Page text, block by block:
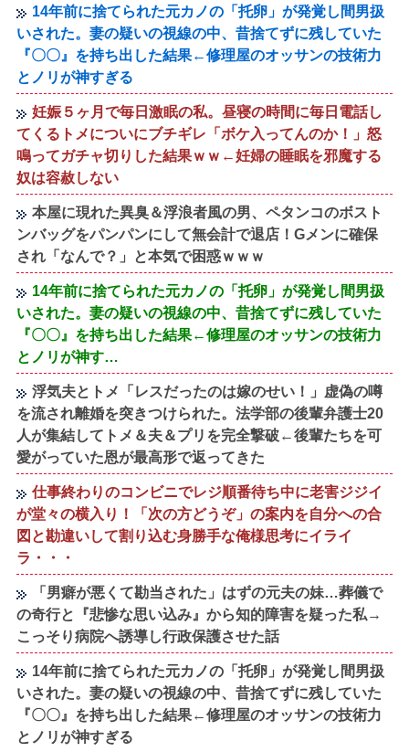
14年前に捨てられた元カノの「托卵」が発覚し間男扱
いされた。妻の疑いの視線の中、昔捨てずに残していた
『〇〇』を持ち出した結果←修理屋のオッサンの技術力
とノリが神すぎる
妊娠５ヶ月で毎日激眠の私。昼寝の時間に毎日電話し
てくるトメについにブチギレ「ボケ入ってんのか！」怒
鳴ってガチャ切りした結果ｗｗ←妊婦の睡眠を邪魔する
奴は容赦しない
本屋に現れた異臭＆浮浪者風の男、ペタンコのボスト
ンバッグをパンパンにして無会計で退店！Gメンに確保
され「なんで？」と本気で困惑ｗｗｗ
14年前に捨てられた元カノの「托卵」が発覚し間男扱
いされた。妻の疑いの視線の中、昔捨てずに残していた
『〇〇』を持ち出した結果←修理屋のオッサンの技術力
とノリが神す…
浮気夫とトメ「レスだったのは嫁のせい！」虚偽の噂
を流され離婚を突きつけられた。法学部の後輩弁護士20
人が集結してトメ＆夫＆プリを完全撃破←後輩たちを可
愛がっていた恩が最高形で返ってきた
仕事終わりのコンビニでレジ順番待ち中に老害ジジイ
が堂々の横入り！「次の方どうぞ」の案内を自分への合
図と勘違いして割り込む身勝手な俺様思考にイライ
ラ・・・
「男癖が悪くて勘当された」はずの元夫の妹…葬儀で
の奇行と『悲惨な思い込み』から知的障害を疑った私→
こっそり病院へ誘導し行政保護させた話
14年前に捨てられた元カノの「托卵」が発覚し間男扱
いされた。妻の疑いの視線の中、昔捨てずに残していた
『〇〇』を持ち出した結果←修理屋のオッサンの技術力
とノリが神すぎる